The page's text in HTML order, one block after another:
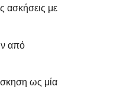
ασκήσεις με
από
ως μία